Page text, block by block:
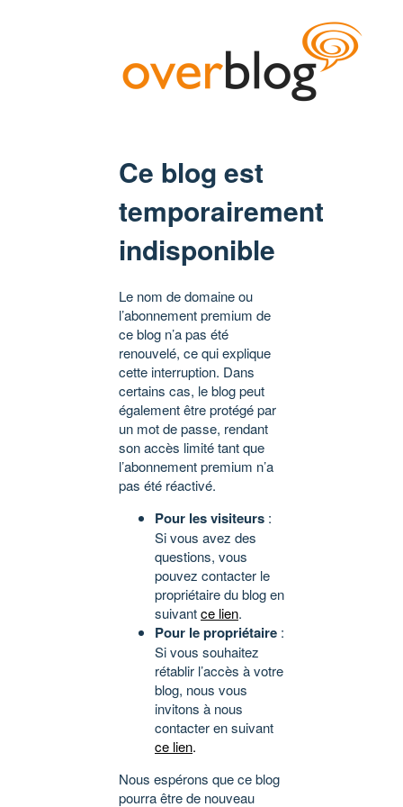
Ce blog est
temporairement
indisponible
Le nom de domaine ou
l’abonnement premium de
ce blog n’a pas été
renouvelé, ce qui explique
cette interruption. Dans
certains cas, le blog peut
également être protégé par
un mot de passe, rendant
son accès limité tant que
l’abonnement premium n’a
pas été réactivé.
Pour les visiteurs :
Si vous avez des
questions, vous
pouvez contacter le
propriétaire du blog en
suivantce lien.
Pour le propriétaire :
Si vous souhaitez
rétablir l’accès à votre
blog, nous vous
invitons à nous
contacter en suivant
ce lien.
Nous espérons que ce blog
pourra être de nouveau